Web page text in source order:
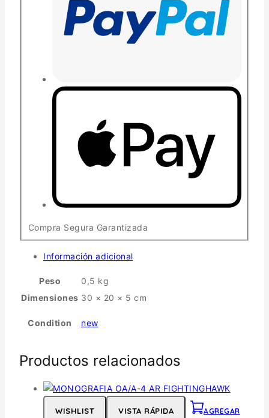
Compra Segura Garantizada
Información adicional
Peso
0,5 kg
Dimensiones 30 × 20 × 5 cm
Condition new
Productos relacionados
WISHLIST VISTA RÁPIDA AGREGAR